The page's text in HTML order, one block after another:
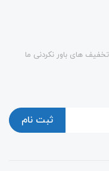
های باور نکردنی ما
ثبت نام